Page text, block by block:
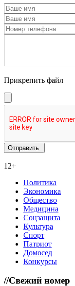
Прикрепить файл
12+
Политика
Экономика
Общество
Медицина
Соцзащита
Культура
Спорт
Патриот
Домосед
Конкурсы
//Свежий номер